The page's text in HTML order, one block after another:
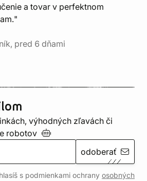
a tovar v perfektnom
pred 6 dňami
výhodných zľavách či
robotov
odoberať
s podmienkami ochrany osobných